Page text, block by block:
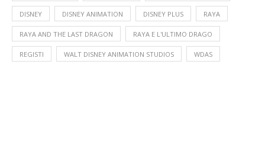
DISNEY DISNEY ANIMATION DISNEY PLUS RAYA
RAYA AND THE LAST DRAGON RAYA E L'ULTIMO DRAGO
REGISTI WALT DISNEY ANIMATION STUDIOS WDAS